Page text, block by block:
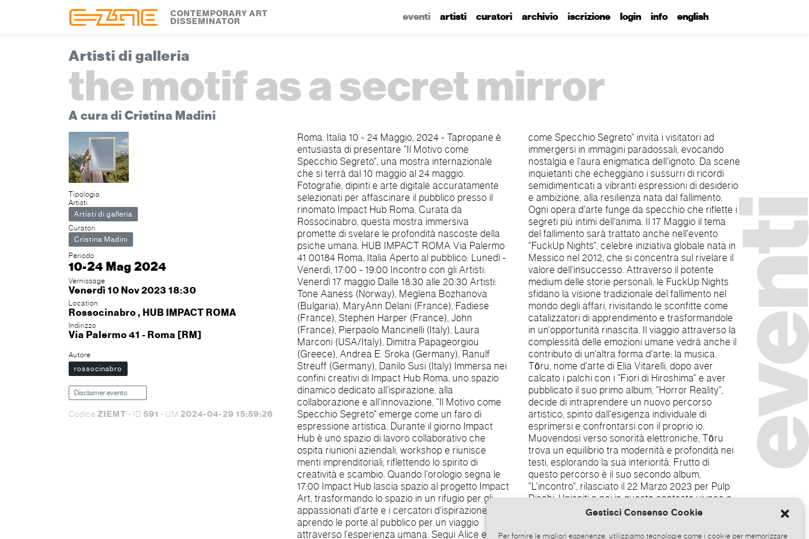
Gestisci Consenso Cookie
Per fornire le migliori esperienze, utilizziamo tecnologie come i cookie per memorizzare
CONTEMPORARY ART
DISSEMINATOR eventi artisti curatori archivio iscrizione login info english
Artisti di galleria
the motif as a secret mirror
A cura di Cristina Madini
Tipologia
Artisti
Artisti di galleria
Curatori
Cristina Madini
Periodo
10-24 Mag 2024
Vernissage
Venerdì 10 Nov 2023 18:30
Location
Rossocinabro , HUB IMPACT ROMA
Indirizzo
Via Palermo 41 - Roma [RM]
Autore
rossocinabro
Disclaimer evento
Codice ZIEMT - ID 591 - UM 2024-04-29 15:59:26
Roma, Italia 10 - 24 Maggio, 2024 - Tapropane è
entusiasta di presentare "Il Motivo come
Specchio Segreto", una mostra internazionale
che si terrà dal 10 maggio al 24 maggio.
Fotografie, dipinti e arte digitale accuratamente
selezionati per affascinare il pubblico presso il
rinomato Impact Hub Roma. Curata da
Rossocinabro, questa mostra immersiva
promette di svelare le profondità nascoste della
psiche umana. HUB IMPACT ROMA Via Palermo
41 00184 Roma, Italia Aperto al pubblico: Lunedì -
Venerdì, 17:00 - 19:00 Incontro con gli Artisti:
Venerdì 17 maggio Dalle 18:30 alle 20:30 Artisti:
Tone Aaness (Norway), Meglena Bozhanova
(Bulgaria), MaryAnn Delani (France), Fadiese
(France), Stephen Harper (France), John
(France), Pierpaolo Mancinelli (Italy), Laura
Marconi (USA/Italy), Dimitra Papageorgiou
(Greece), Andrea E. Sroka (Germany), Ranulf
Streuff (Germany), Danilo Susi (Italy) Immersa nei
confini creativi di Impact Hub Roma, uno spazio
dinamico dedicato all'ispirazione, alla
collaborazione e all'innovazione, "Il Motivo come
Specchio Segreto" emerge come un faro di
espressione artistica. Durante il giorno Impact
Hub è uno spazio di lavoro collaborativo che
ospita riunioni aziendali, workshop e riunisce
menti imprenditoriali, riflettendo lo spirito di
creatività e scambio. Quando l'orologio segna le
17:00 Impact Hub lascia spazio al progetto Impact
Art, trasformando lo spazio in un rifugio per gli
appassionati d'arte e i cercatori d'ispirazione,
aprendo le porte al pubblico per un viaggio
attraverso l'esperienza umana. Segui Alice e
come Specchio Segreto" invita i visitatori ad
immergersi in immagini paradossali, evocando
nostalgia e l'aura enigmatica dell'ignoto. Da scene
inquietanti che echeggiano i sussurri di ricordi
semidimenticati a vibranti espressioni di desiderio
e ambizione, alla resilienza nata dal fallimento.
Ogni opera d'arte funge da specchio che riflette i
segreti più intimi dell'anima. Il 17 Maggio il tema
del fallimento sarà trattato anche nell'evento
"FuckUp Nights", celebre iniziativa globale nata in
Messico nel 2012, che si concentra sul rivelare il
valore dell'insuccesso. Attraverso il potente
medium delle storie personali, le FuckUp Nights
sfidano la visione tradizionale del fallimento nel
mondo degli affari, rivisitando le sconfitte come
catalizzatori di apprendimento e trasformandole
in un'opportunità rinascita. Il viaggio attraverso la
complessità delle emozioni umane vedrà anche il
contributo di un'altra forma d'arte: la musica.
Tōru, nome d'arte di Elia Vitarelli, dopo aver
calcato i palchi con i "Fiori di Hiroshima" e aver
pubblicato il suo primo album, "Horror Reality",
decide di intraprendere un nuovo percorso
artistico, spinto dall'esigenza individuale di
esprimersi e confrontarsi con il proprio io.
Muovendosi verso sonorità elettroniche, Tōru
trova un equilibrio tra modernità e profondità nei
testi, esplorando la sua interiorità. Frutto di
questo percorso è il suo secondo album,
"L'incontro", rilasciato il 22 Marzo 2023 per Pulp
Dischi. Unisciti a noi in questo contesto vivace e
nella celebrazione della natura multiforme
dell'esistenza umana attraverso le opere d'arte di
artisti emergenti italiani e internazionali che